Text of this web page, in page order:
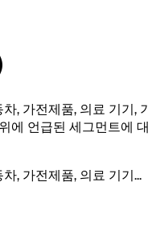
, 가전제품, 의료 기기,
에 언급된 세그먼트에
, 가전제품, 의료 기기...